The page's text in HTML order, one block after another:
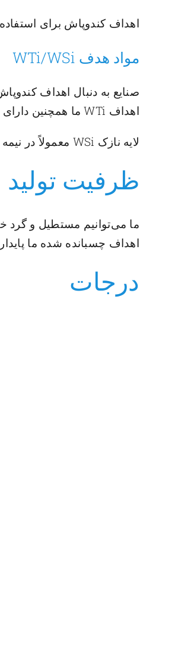
اهداف کندوپاش برای
مواد هدف WTi/WSi
اهداف WTi ما همچنین دارای خلوص و چگالی بالایی هستند و الزامات موانع انتشار قابل اعتماد در مدارهای مجتمع پیچیده را برآورده می کنند.
لایه نازک WSi معمولاً در نیمه هادی ها، به ویژه در حافظه هایی مانند DRAM استفاده می شود تا به عنوان یک لایه تماس اهمی شبکه موثر عمل کند.
ظرفیت
ما می‌توانیم مستطیل و گرد
اهداف چسبانده شده ما
درجات